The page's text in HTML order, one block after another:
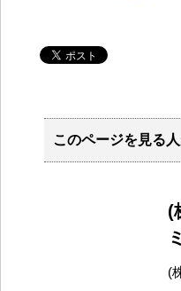
このページを見る
(
(